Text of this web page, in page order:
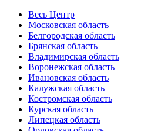
Весь Центр
Московская область
Белгородская область
Брянская область
Владимирская область
Воронежская область
Ивановская область
Калужская область
Костромская область
Курская область
Липецкая область